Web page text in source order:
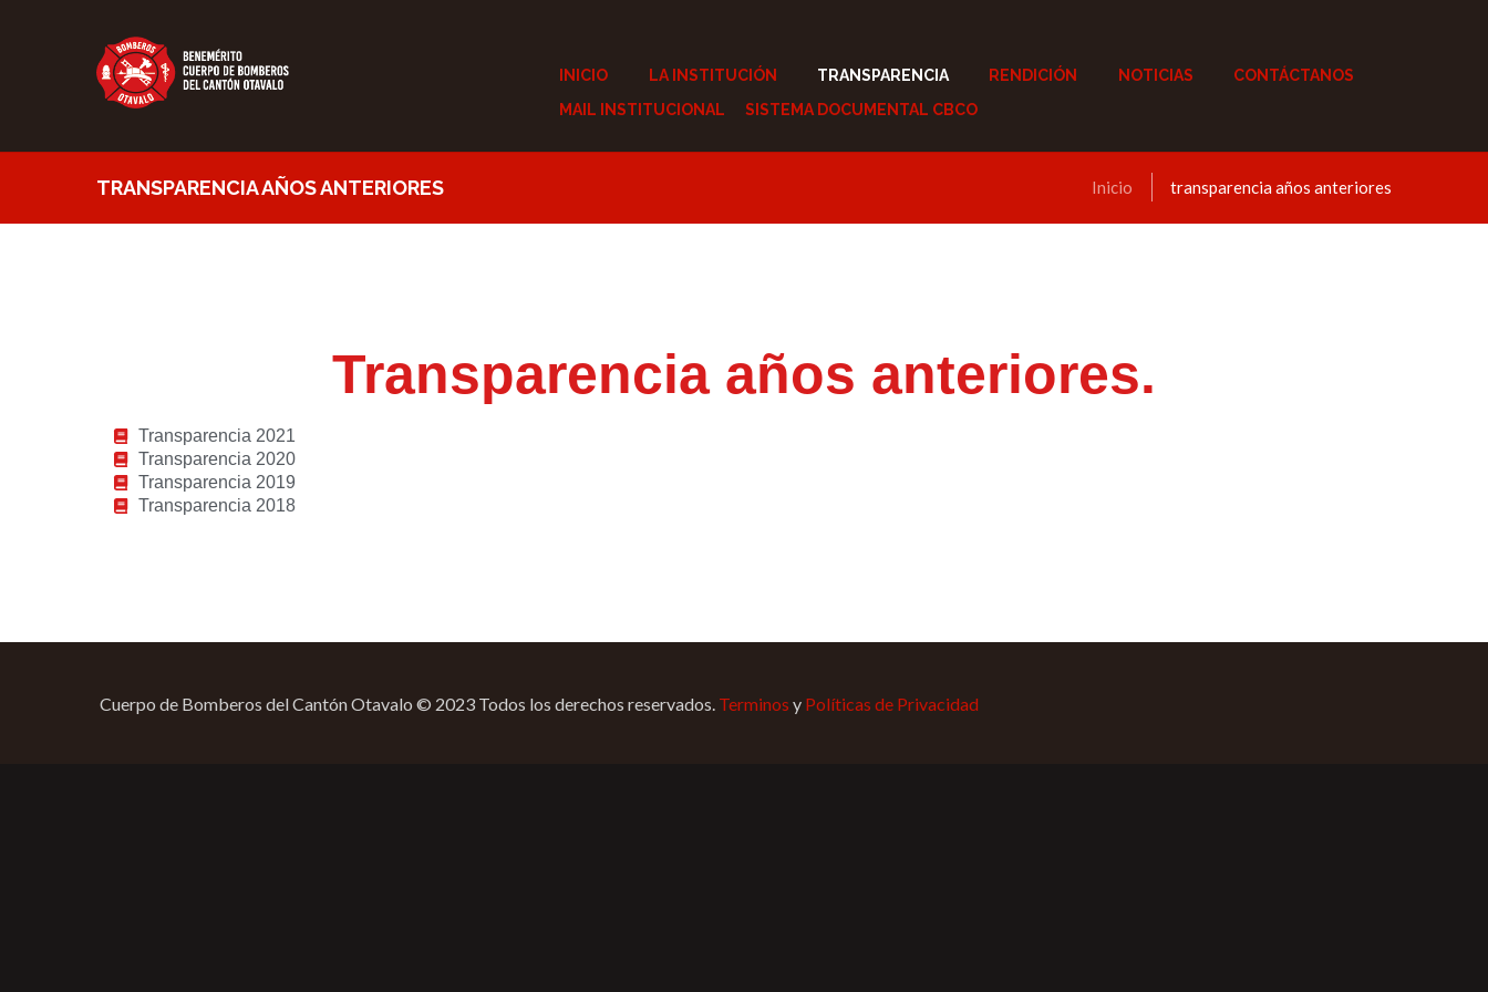
INICIO LA INSTITUCIÓN TRANSPARENCIA RENDICIÓN NOTICIAS
CONTÁCTANOS
MAIL INSTITUCIONAL
SISTEMA DOCUMENTAL CBCO
TRANSPARENCIA AÑOS ANTERIORES Inicio transparencia años anteriores
Transparencia años anteriores.
Transparencia 2021
Transparencia 2020
Transparencia 2019
Transparencia 2018
Cuerpo de Bomberos del Cantón Otavalo © 2023 Todos los derechos reservados. Terminos y Políticas de Privacidad